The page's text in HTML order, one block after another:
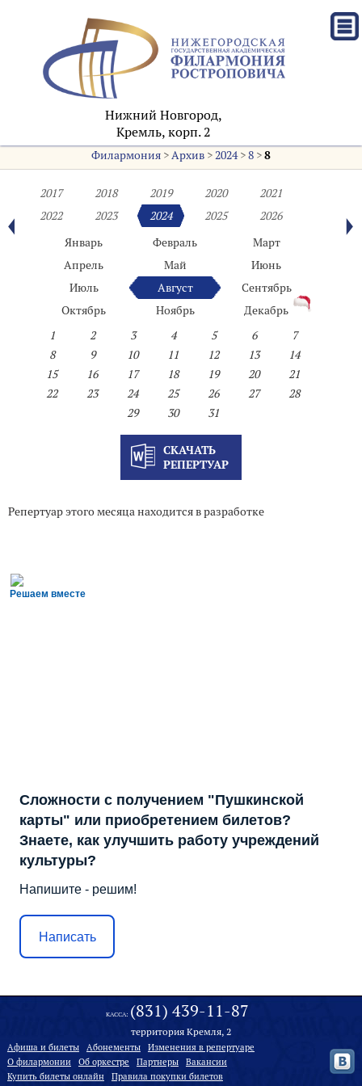
Нижний Новгород,
Кремль, корп. 2
Филармония>Архив>2024>8>8
2017 2018 2019 2020
2021
2022
2023 2024 2025
2026
Январь
Февраль
Март
Апрель
Май
Июнь
Июль
Август
Сентябрь
Октябрь
Ноябрь
Декабрь
1
2 3 4 5 6
7
8
9 10 11 12 13
14
15
16 17 18 19 20
21
22
23 24 25 26 27
28
29
30 31
СКАЧАТЬ
РЕПЕРТУАР
Репертуар этого месяца находится в разработке
Решаем вместе
Сложности с получением "Пушкинской
карты" или приобретением билетов?
Знаете, как улучшить работу учреждений
культуры?
Напишите - решим!
Написать
КАССА: (831) 439-11-87
территория Кремля, 2
Афиша и билеты Абонементы
Изменения в репертуаре
О филармонии
Oб оркестре Партнеры
Вакансии
Купить билеты онлайн
Правила покупки билетов